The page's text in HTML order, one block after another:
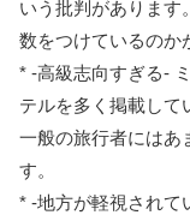
いう批判があります
数をつけているのか
* -高級志向すぎる-
テルを多く掲載して
一般の旅行者にはあ
す。
* -地方が軽視されて